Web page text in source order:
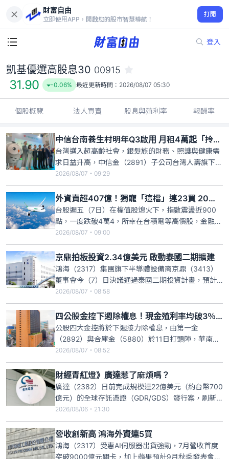
財富自由
立即使用APP，開啟您的股市智慧導航！
打開
登入
31.90
-0.06%
凱基優選高股息30 00915
31.90 -0.06% 最近更新時間： 2026/08/07 05:30
個股概覽 法人買賣 股息與殖利率 報酬率
中信台南養生村明年Q3啟用 月租4萬起「拎包入住」
台灣邁入超高齡社會，銀髮族的財務、照護與健康需
求日益升高，中信金（2891）子公司台灣人壽旗下中
信樂活公司規劃的養生村，進度最快的台南館明年3
月即將開放參觀，預計明年第3季可落成啟用。台壽
董事長許舒博指出，除了台南館外，台中、高雄均已
備妥土地積極規劃，未來的目標是「拎包即可入
住」。
2026/08/07・09:29
外資賣超407億！獨寵「這檔」連23買 20萬股東笑著數錢
台股週五（7日）在權值股熄火下，指數震盪近900
點，一度跌破4萬4，所幸在台積電等高價股，金融與
塑膠等傳產逆揚下，終場指數收跌170點，失守季
線，而外資雖轉賣超407.16億元，卻反手大買逾20萬
股東的長榮航，不僅連23買，今買超放大到逾2萬
張，受此激勵，股價開低收高，終場大漲2.66%，收
44.4
2026/08/07・09:00
京鼎拍板投資2.34億美元 啟動泰國二期擴建
鴻海（2317）集團旗下半導體設備商京鼎（3413）
董事會今（7）日決議通過泰國二期投資計畫，預計
投資2.34億美元，擴建泰國羅永（Rayong）及春武
里（Chonburi）兩廠區，以因應客戶需求及全球半導
體設備市場的成長，進一步強化集團全球布局。
2026/08/07・08:58
四公股金控下週除權息！現金殖利率均破3％ 存股族提前卡位
公股四大金控將於下週接力除權息，由第一金
（2892）與合庫金（5880）於11日打頭陣，華南金
（2880）及兆豐金（2886）則於13日登場。受惠去
年獲利亮眼、今年股利維持高水準，其中兆豐金現金
股利創歷史新高、華南金股利寫下近10年最佳，四金
控現金殖利率皆超過3%，吸引存股族提前卡位，今日
股價均逆勢
2026/08/07・08:52
財經青紅燈》廣達惹了麻煩嗎？
廣達（2382）日前完成規模達22億美元（約台幣700
億元）的全球存託憑證（GDR/GDS）發行案，刷新
台股紀錄。但這宗募資案卻因發行價格（折合約新台
幣287元）相較先前高點明顯折價，加上定價前後市
場湧現密集借券放空與股價一度重挫，引發市場不少
質疑。
2026/08/06・21:30
營收創新高 鴻海外資連5買
鴻海（2317）受惠AI伺服器出貨強勁，7月營收首度
突破9000億元關卡，加上蘋果預計9月秋季發表會推